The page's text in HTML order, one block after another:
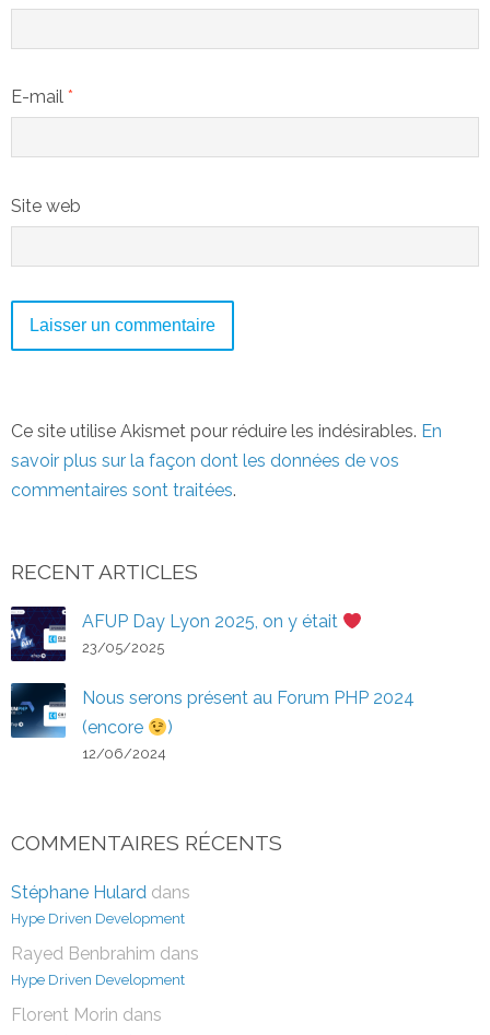
E-mail *
Site web
Ce site utilise Akismet pour réduire les indésirables. En
savoir plus sur la façon dont les données de vos
commentaires sont traitées.
RECENT ARTICLES
AFUP Day Lyon 2025, on y était
23/05/2025
Nous serons présent au Forum PHP 2024
(encore
)
12/06/2024
COMMENTAIRES RÉCENTS
Stéphane Hulard dans
Hype Driven Development
Rayed Benbrahim dans
Hype Driven Development
Florent Morin dans